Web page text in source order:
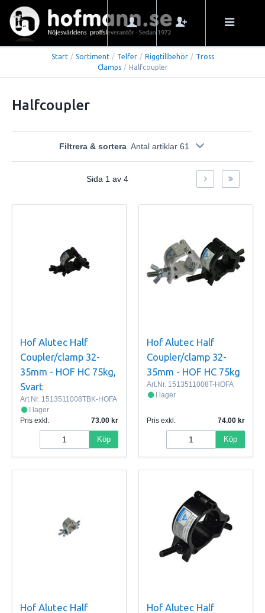
Start / Sortiment / Telfer / Riggtillbehör / Tross
Clamps / Halfcoupler
Halfcoupler
Filtrera & sortera Antal artiklar 61
Sida 1 av 4
Hof Alutec Half
Coupler/clamp 32-
35mm - HOF HC 75kg,
Svart
Art.Nr. 1513511008TBK-HOFA
I lager
Pris exkl.
73.00
Köp
Hof Alutec Half
Coupler/clamp 32-
35mm - HOF HC 75kg
Art.Nr. 1513511008T-HOFA
I lager
Pris exkl. 74.00
Köp
Hof Alutec Half
Hof Alutec Half